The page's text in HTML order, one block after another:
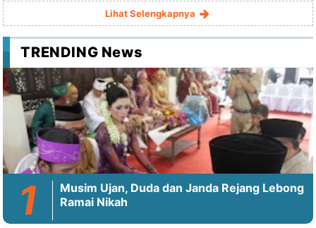
Lihat Selengkapnya
TRENDING News
Musim Ujan, Duda dan Janda Rejang Lebong
Ramai Nikah